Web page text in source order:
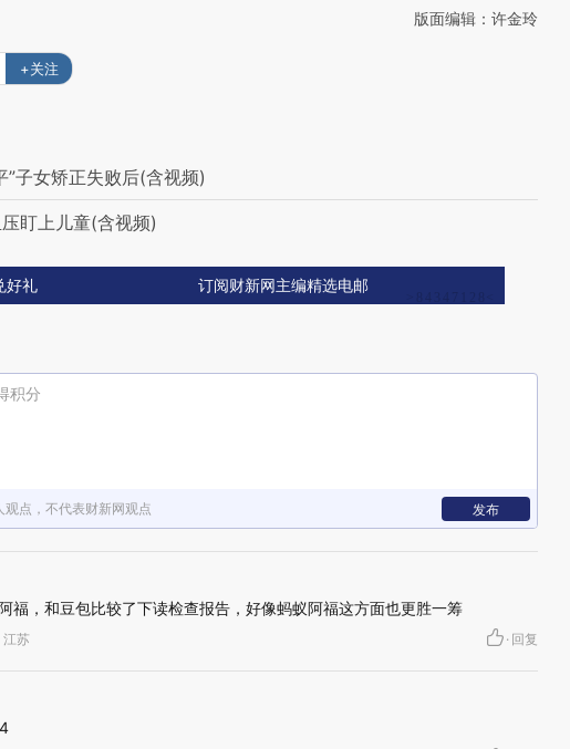
版面编辑：许金玲
+关注
”子女矫正失败后(含视频)
盯上儿童(含视频)
好礼 订阅财新网主编精选电邮
积分
点，不代表财新网观点 发布
福，和豆包比较了下读检查报告，好像蚂蚁阿福这方面也更胜一筹
苏 · 回复